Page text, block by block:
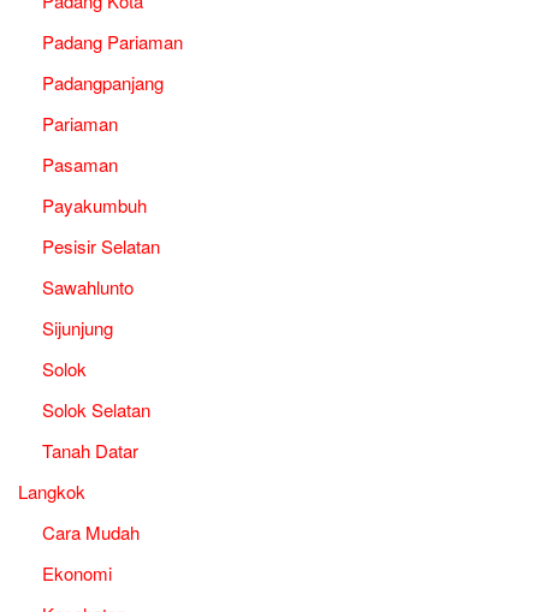
Padang Pariaman
Padangpanjang
Pariaman
Pasaman
Payakumbuh
Pesisir Selatan
Sawahlunto
Sijunjung
Solok
Solok Selatan
Tanah Datar
Langkok
Cara Mudah
Ekonomi